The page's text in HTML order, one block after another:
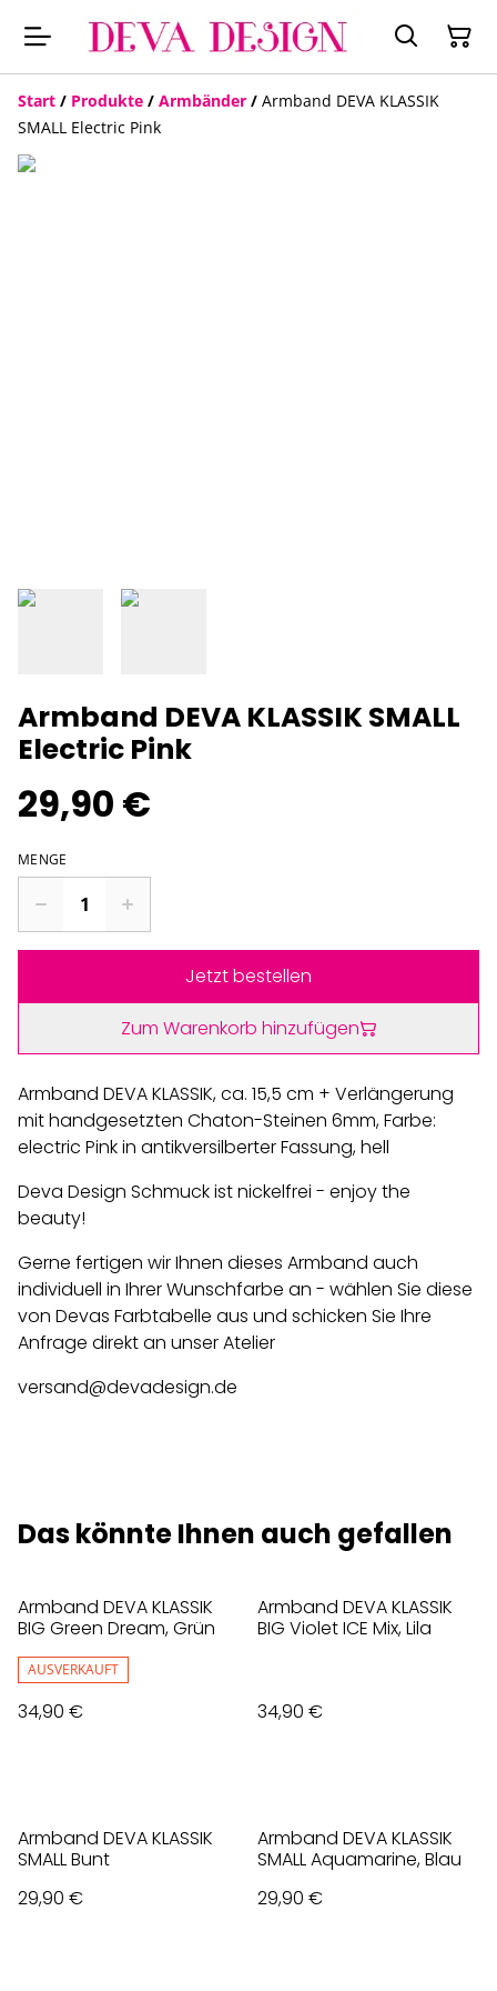
Start / Produkte / Armbänder / Armband DEVA KLASSIK
SMALL Electric Pink
Armband DEVA KLASSIK SMALL
Electric Pink
29,90 €
MENGE
Jetzt bestellen
Zum Warenkorb hinzufügen
Armband DEVA KLASSIK, ca. 15,5 cm + Verlängerung
mit handgesetzten Chaton-Steinen 6mm, Farbe:
electric Pink in antikversilberter Fassung, hell
Deva Design Schmuck ist nickelfrei - enjoy the
beauty!
Gerne fertigen wir Ihnen dieses Armband auch
individuell in Ihrer Wunschfarbe an - wählen Sie diese
von Devas Farbtabelle aus und schicken Sie Ihre
Anfrage direkt an unser Atelier
versand@devadesign.de
Das könnte Ihnen auch gefallen
Armband DEVA KLASSIK
BIG Green Dream, Grün
AUSVERKAUFT
34,90 €
Armband DEVA KLASSIK
BIG Violet ICE Mix, Lila
34,90 €
Armband DEVA KLASSIK
SMALL Bunt
29,90 €
Armband DEVA KLASSIK
SMALL Aquamarine, Blau
29,90 €